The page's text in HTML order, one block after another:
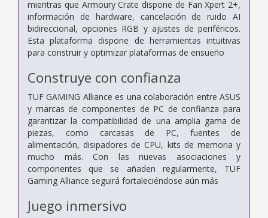
mientras que Armoury Crate dispone de Fan Xpert 2+,
información de hardware, cancelación de ruido AI
bidireccional, opciones RGB y ajustes de periféricos.
Esta plataforma dispone de herramientas intuitivas
para construir y optimizar plataformas de ensueño
Construye con confianza
TUF GAMING Alliance es una colaboración entre ASUS
y marcas de componentes de PC de confianza para
garantizar la compatibilidad de una amplia gama de
piezas, como carcasas de PC, fuentes de
alimentación, disipadores de CPU, kits de memoria y
mucho más. Con las nuevas asociaciones y
componentes que se añaden regularmente, TUF
Gaming Alliance seguirá fortaleciéndose aún más
Juego inmersivo